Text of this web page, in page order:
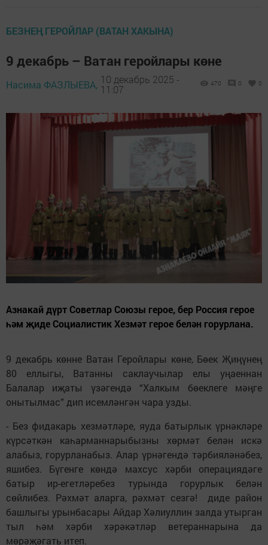
БЕЗНЕҢ ГЕРОЙЛАР (ВАТАН ХАКЫНА)
9 декабрь – Ватан геройлары көне
Насима ФАЗЛЫЕВА, 10 декабрь 2025 -
11:07
470 0 0
Азнакай дүрт Советлар Союзы герое, бер Россия герое
һәм җиде Социалистик Хезмәт герое белән горурлана.
9 декабрь көнне Ватан Геройлары көне, Бөек Җиңүнең
80 еллыгы, Ватанны саклаучылар елы уңаеннан
Балалар иҗаты үзәгендә “Халкым бөеклеге мәңге
онытылмас” дип исемләнгән чара узды.
- Без фидакарь хезмәтләре, яуда батырлык үрнәкләре
күрсәткән каһарманнарыбызны хөрмәт белән искә
алабыз, горурланабыз. Алар үрнәгендә тәрбияләнәбез,
яшибез. Бүгенге көндә махсус хәрби операциядәге
батыр ир-егетләребез турында горурлык белән
сөйлибез. Рәхмәт аларга, рәхмәт сезгә! диде район
башлыгы урынбасары Айдар Хәлиуллин залда утырган
тыл һәм хәрби хәрәкәтләр ветераннарына да
мөрәҗәгать итеп.